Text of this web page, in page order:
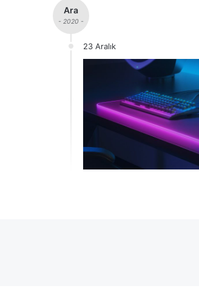
Ara
- 2020 -
23 Aralık